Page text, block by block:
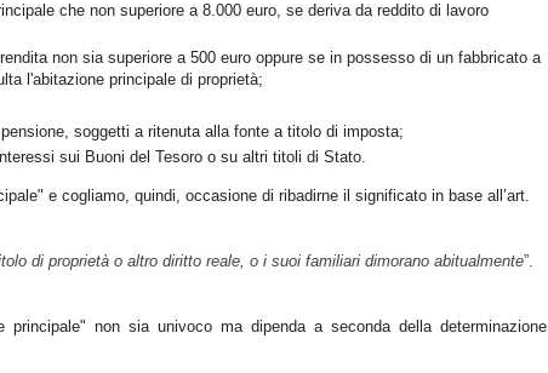
che non superiore a 8.000 euro, se deriva da reddito di lavoro
non sia superiore a 500 euro oppure se in possesso di un fabbricato a
l'abitazione principale di proprietà;
soggetti a ritenuta alla fonte a titolo di imposta;
sui Buoni del Tesoro o su altri titoli di Stato.
e cogliamo, quindi, occasione di ribadirne il significato in base all’art.
di proprietà o altro diritto reale, o i suoi familiari dimorano abitualmente”.
non sia univoco ma dipenda a seconda della determinazione